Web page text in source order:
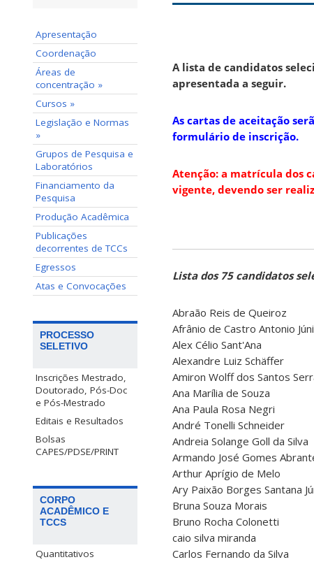
Apresentação
Coordenação
Áreas de
concentração »
Cursos »
Legislação e Normas
»
Grupos de Pesquisa e
Laboratórios
Financiamento da
Pesquisa
Produção Acadêmica
Publicações
decorrentes de TCCs
Egressos
Atas e Convocações
PROCESSO
SELETIVO
Inscrições Mestrado,
Doutorado, Pós-Doc
e Pós-Mestrado
Editais e Resultados
Bolsas
CAPES/PDSE/PRINT
CORPO
ACADÊMICO E
TCCS
Quantitativos
A lista de candidatos
apresentada a seguir.
As cartas de aceitação
formulário de inscrição.
Atenção: a matrícula dos
vigente, devendo ser
Lista dos 75 candidatos
Abraão Reis de Queiroz
Afrânio de Castro Antonio
Alex Célio Sant'Ana
Alexandre Luiz Schäffer
Amiron Wolff dos Santos
Ana Marília de Souza
Ana Paula Rosa Negri
André Tonelli Schneider
Andreia Solange Goll da Silva
Armando José Gomes
Arthur Aprígio de Melo
Ary Paixão Borges Santana
Bruna Souza Morais
Bruno Rocha Colonetti
caio silva miranda
Carlos Fernando da Silva